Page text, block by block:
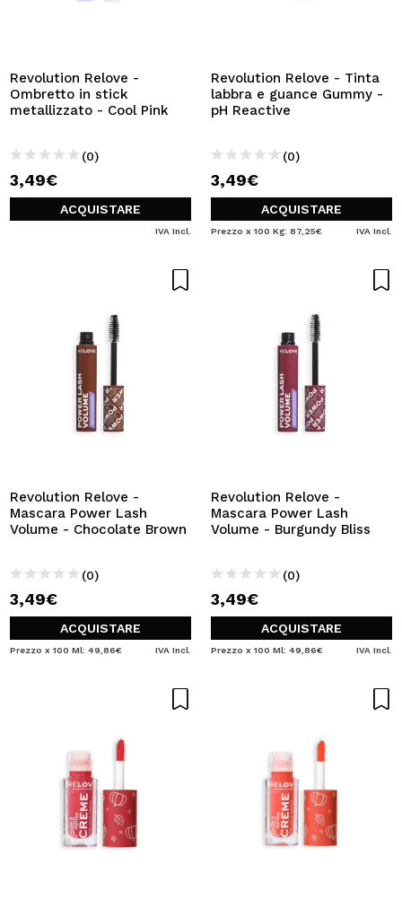
Revolution Relove -
Ombretto in stick
metallizzato - Cool Pink
(0)
3,49€
ACQUISTARE
IVA Incl.
Revolution Relove - Tinta
labbra e guance Gummy -
pH Reactive
(0)
3,49€
ACQUISTARE
Prezzo x 100 Kg: 87,25€ IVA Incl.
Revolution Relove -
Mascara Power Lash
Volume - Chocolate Brown
(0)
3,49€
ACQUISTARE
Prezzo x 100 Ml: 49,86€ IVA Incl.
Revolution Relove -
Mascara Power Lash
Volume - Burgundy Bliss
(0)
3,49€
ACQUISTARE
Prezzo x 100 Ml: 49,86€ IVA Incl.